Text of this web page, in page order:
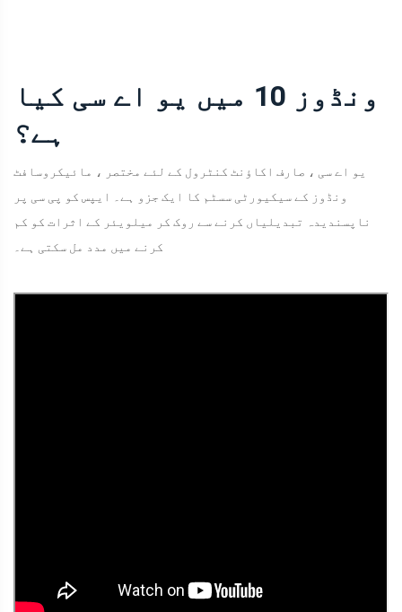
ونڈوز 10 میں یو اے سی کیا
ہے؟
یو اے سی ، صارف اکاؤنٹ کنٹرول کے لئے مختصر ، مائیکروسافٹ
ونڈوز کے سیکیورٹی سسٹم کا ایک جزو ہے۔ ایپس کو پی سی پر
ناپسندیدہ تبدیلیاں کرنے سے روک کر میلویئر کے اثرات کو کم
کرنے میں مدد مل سکتی ہے۔